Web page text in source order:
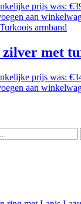
prijs was:
aan
met
prijs was:
aan